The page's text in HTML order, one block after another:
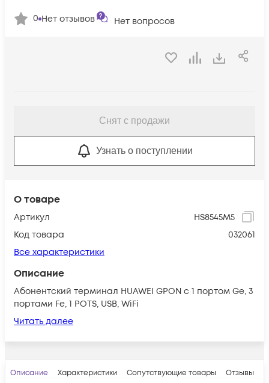
О товаре
Артикул
HS8545M5
Код товара
032061
Все характеристики
Описание
Абонентский терминал HUAWEI GPON с 1 портом Ge, 3
портами Fe, 1 POTS, USB, WiFi
Читать далее
0 Нет отзывов Нет вопросов
Снят с продажи
Узнать о поступлении
Описание Характеристики Сопутствующие товары Отзывы